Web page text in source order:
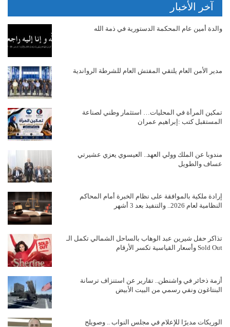
آخر الأخبار
والدة أمين عام المحكمة الدستورية في ذمة الله
مدير الأمن العام يلتقي المفتش العام للشرطة الرواندية
تمكين المرأة في المحليات… استثمار وطني لصناعة
المستقبل كتب :إبراهيم عمران
مندوبا عن الملك وولي العهد.. العيسوي يعزي عشيرتي
عساف والطويل
إرادة ملكية بالموافقة على نظام الخبرة أمام المحاكم
النظامية لعام 2026.. والتنفيذ بعد 3 أشهر
تذاكر حفل شيرين عبد الوهاب بالساحل الشمالي تكمل الـ
Sold Out وأسعار القياسية تكسر الأرقام
أزمة ذخائر في واشنطن.. تقارير عن استنزاف ترسانة
البنتاغون ونفي رسمي من البيت الأبيض
الوريكات مديرًا للإعلام في مجلس النواب .. وصويلح